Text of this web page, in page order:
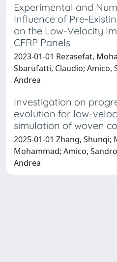
Experimental and
Influence of Pre-
on the Low-Velocity
CFRP Panels
2023-01-01 Rezasefat,
Sbarufatti, Claudio; Amico,
Andrea
Investigation on
evolution for low-
simulation of woven
2025-01-01 Zhang, Shunqi;
Mohammad; Amico,
Andrea